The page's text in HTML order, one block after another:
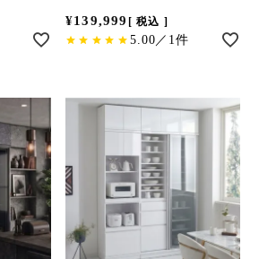
¥139,999 税込
5.00／1件